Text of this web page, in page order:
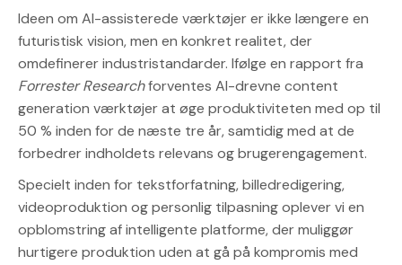
Ideen om AI-assisterede værktøjer er ikke længere en
futuristisk vision, men en konkret realitet, der
omdefinerer industristandarder. Ifølge en rapport fra
Forrester Researchforventes AI-drevne content
generation værktøjer at øge produktiviteten med op til
50 % inden for de næste tre år, samtidig med at de
forbedrer indholdets relevans og brugerengagement.
Specielt inden for tekstforfatning, billedredigering,
videoproduktion og personlig tilpasning oplever vi en
opblomstring af intelligente platforme, der muliggør
hurtigere produktion uden at gå på kompromis med